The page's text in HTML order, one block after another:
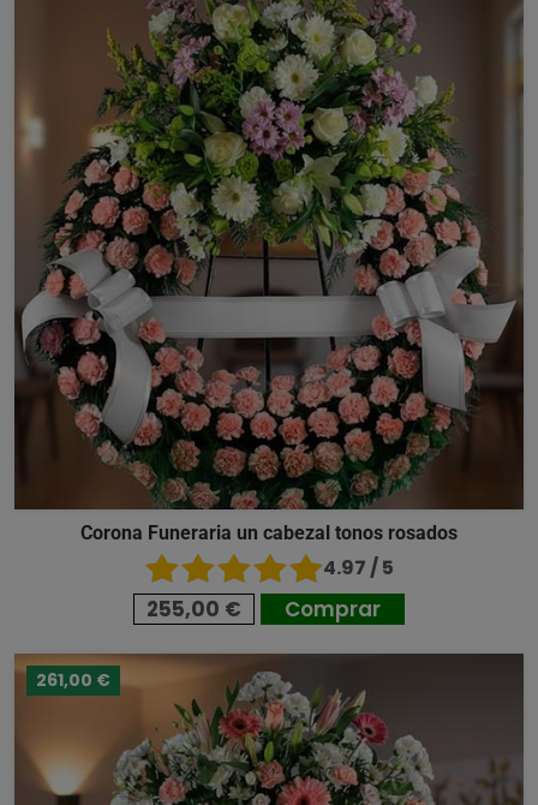
Corona Funeraria un cabezal tonos rosados
4.97 / 5
255,00 € Comprar
261,00 €